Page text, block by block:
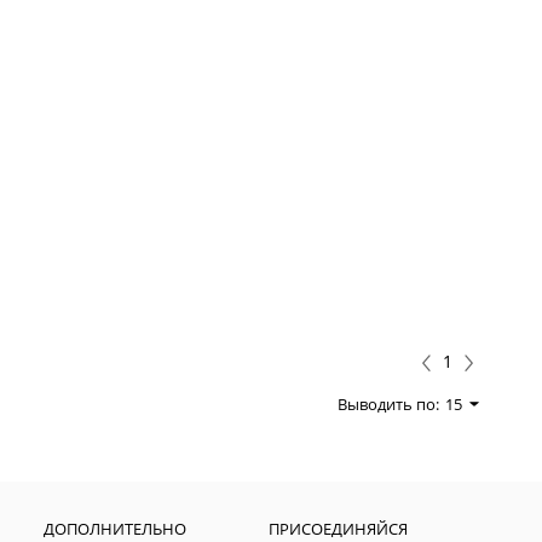
1
Выводить по: 15
ДОПОЛНИТЕЛЬНО ПРИСОЕДИНЯЙСЯ